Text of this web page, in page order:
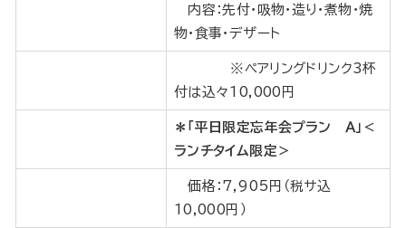
内容：先付・吸物・造り・煮物・焼
物・食事・デザート
※ペアリングドリンク3杯
付は込々10,000円
＊「平日限定忘年会プラン Ａ」＜
ランチタイム限定＞
価格：7,905円（税サ込
10,000円）